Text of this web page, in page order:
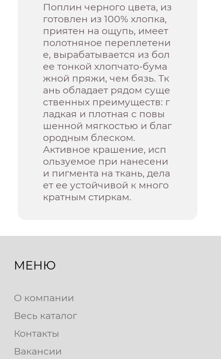
Поплин черного цвета, из
готовлен из 100% хлопка,
приятен на ощупь, имеет
полотняное переплетени
е, вырабатывается из бол
ее тонкой хлопчато-бума
жной пряжи, чем бязь. Тк
ань обладает рядом суще
ственных преимуществ: г
ладкая и плотная с повы
шенной мягкостью и благ
ородным блеском.
Активное крашение, исп
ользуемое при нанесени
и пигмента на ткань, дела
ет ее устойчивой к много
кратным стиркам.
МЕНЮ
О компании
Весь каталог
Контакты
Вакансии